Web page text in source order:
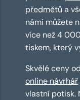
předmětů a
námi můžete
více než 4
tiskem, který
Skvělé ceny
online návrhář
vlastní potisk.